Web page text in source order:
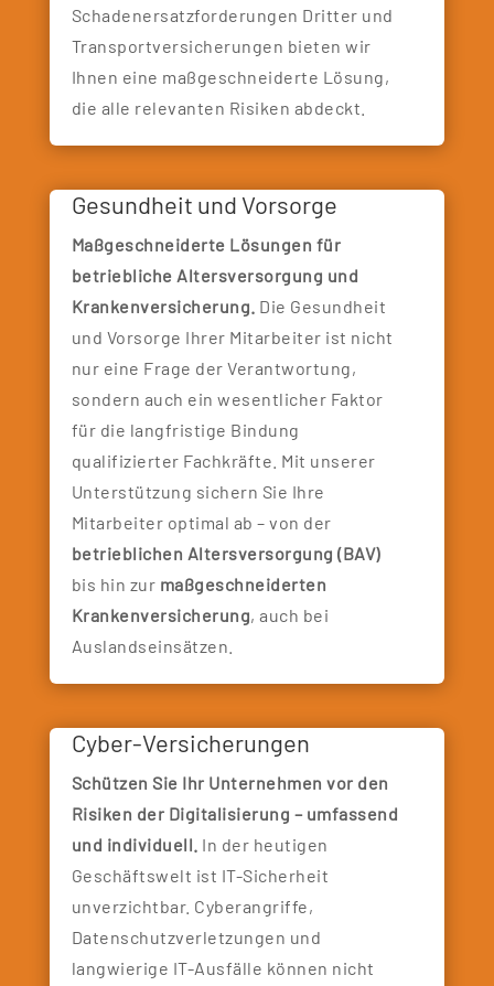
Schadenersatzforderungen Dritter und
Transportversicherungen bieten wir
Ihnen eine maßgeschneiderte Lösung,
die alle relevanten Risiken abdeckt.
Gesundheit und Vorsorge
Maßgeschneiderte Lösungen für
betriebliche Altersversorgung und
Krankenversicherung. Die Gesundheit
und Vorsorge Ihrer Mitarbeiter ist nicht
nur eine Frage der Verantwortung,
sondern auch ein wesentlicher Faktor
für die langfristige Bindung
qualifizierter Fachkräfte. Mit unserer
Unterstützung sichern Sie Ihre
Mitarbeiter optimal ab – von der
betrieblichen Altersversorgung (BAV)
bis hin zur maßgeschneiderten
Krankenversicherung, auch bei
Auslandseinsätzen.
Cyber-Versicherungen
Schützen Sie Ihr Unternehmen vor den
Risiken der Digitalisierung – umfassend
und individuell. In der heutigen
Geschäftswelt ist IT-Sicherheit
unverzichtbar. Cyberangriffe,
Datenschutzverletzungen und
langwierige IT-Ausfälle können nicht